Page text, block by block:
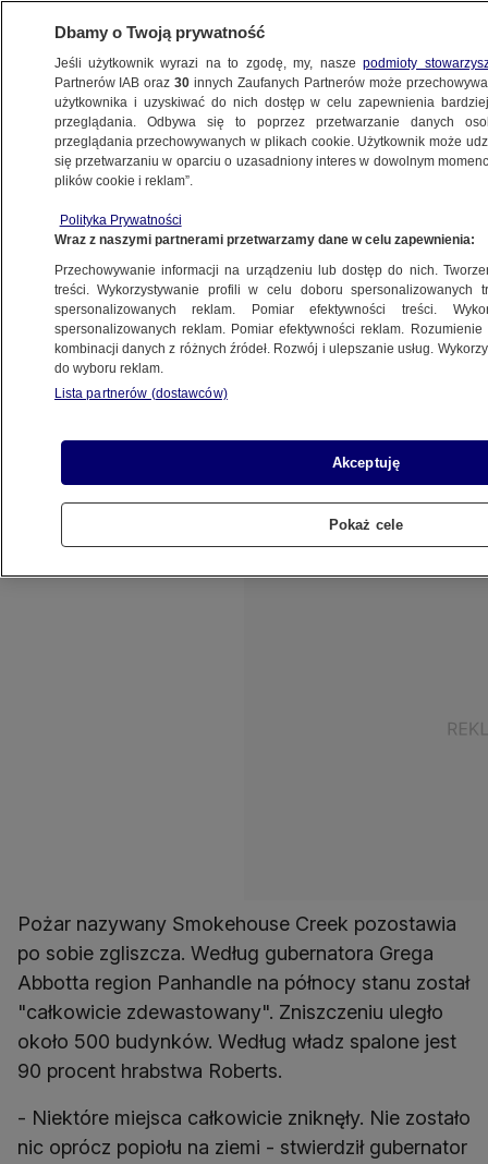
METEO
ŚWIAT
kolejne pożary
2.03.2024, 07:56
Udostępnij
W Teksasie szaleje największy pożar w historii
zdewastował hodowle bydła. Władze
ostrzegają, że w weekend na skutek silnego
wiatru płomienie mogą jeszcze bardziej się
Pożar nazywany Smokehouse Creek pozostawia
po sobie zgliszcza. Według gubernatora Grega
Abbotta region Panhandle na północy stanu został
"całkowicie zdewastowany". Zniszczeniu uległo
około 500 budynków. Według władz spalone jest
90 procent hrabstwa Roberts.
- Niektóre miejsca całkowicie zniknęły. Nie zostało
nic oprócz popiołu na ziemi - stwierdził gubernator
Dbamy o Twoją prywatność
Jeśli użytkownik wyrazi na to zgodę, my, naszepodmioty
Partnerów IAB oraz30 innych Zaufanych Partnerów może
użytkownika i uzyskiwać do nich dostęp w celu zapewnienia
przeglądania. Odbywa się to poprzez przetwarzanie danych
przeglądania przechowywanych w plikach cookie. Użytkownik może
się przetwarzaniu w oparciu o uzasadniony interes w dowolnym
plików cookie i reklam”.
Polityka Prywatności
Wraz z naszymi partnerami przetwarzamy dane w celu zapewnienia:
Przechowywanie informacji na urządzeniu lub dostęp do nich.
treści. Wykorzystywanie profili w celu doboru spersonalizowanych
spersonalizowanych reklam. Pomiar efektywności treści.
spersonalizowanych reklam. Pomiar efektywności reklam.
kombinacji danych z różnych źródeł. Rozwój i ulepszanie usług.
do wyboru reklam.
Lista partnerów (dostawców)
Akceptuję
Pokaż cele